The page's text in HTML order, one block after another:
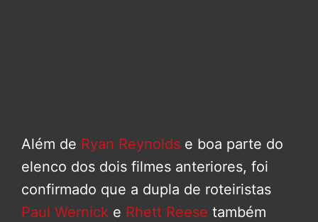
Além de Ryan Reynolds e boa parte do
elenco dos dois filmes anteriores, foi
confirmado que a dupla de roteiristas
Paul Wernick e Rhett Reese também